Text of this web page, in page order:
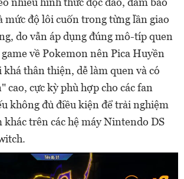
mức độ lôi cuốn trong từng lần giao
do vẫn áp dụng đúng mô-típ quen
về Pokemon nên Pica Huyền
thân thiện, dễ làm quen và có
cao, cực kỳ phù hợp cho các fan
không đủ điều kiện để trải nghiệm
khác trên các hệ máy Nintendo DS